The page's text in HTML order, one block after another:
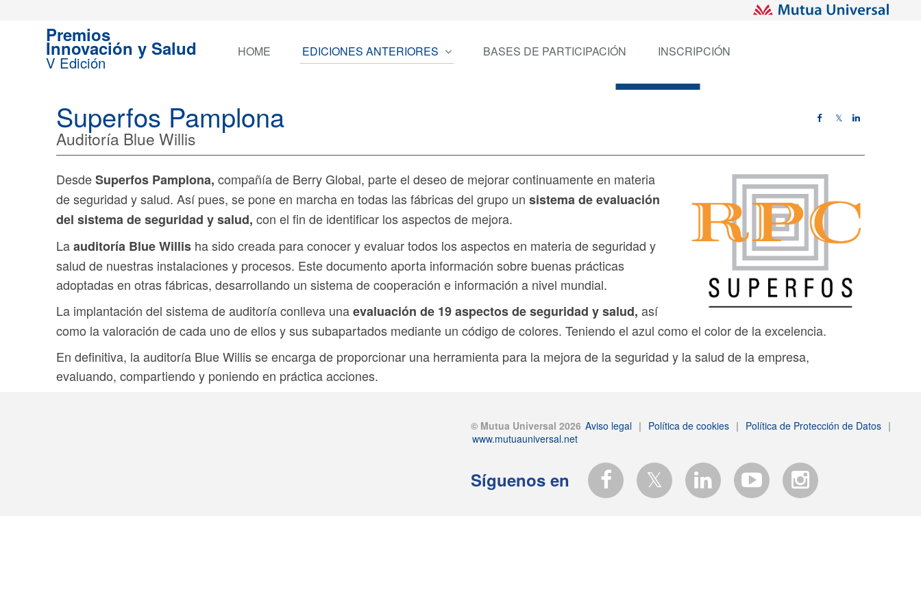
Premios
Innovación y Salud
V Edición
HOME EDICIONES ANTERIORES BASES DE PARTICIPACIÓN INSCRIPCIÓN
𝕏
Superfos Pamplona
Auditoría Blue Willis
DesdeSuperfos Pamplona, compañía de Berry Global, parte el deseo de mejorar continuamente en materia
de seguridad y salud. Así pues, se pone en marcha en todas las fábricas del grupo unsistema de evaluación
del sistema de seguridad y salud, con el fin de identificar los aspectos de mejora.
Laauditoría Blue Willis ha sido creada para conocer y evaluar todos los aspectos en materia de seguridad y
salud de nuestras instalaciones y procesos. Este documento aporta información sobre buenas prácticas
adoptadas en otras fábricas, desarrollando un sistema de cooperación e información a nivel mundial.
La implantación del sistema de auditoría conlleva unaevaluación de 19 aspectos de seguridad y salud, así
como la valoración de cada uno de ellos y sus subapartados mediante un código de colores. Teniendo el azul como el color de la excelencia.
En definitiva, la auditoría Blue Willis se encarga de proporcionar una herramienta para la mejora de la seguridad y la salud de la empresa,
evaluando, compartiendo y poniendo en práctica acciones.
© Mutua Universal 2026 Aviso legal | Política de cookies | Política de Protección de Datos |
www.mutuauniversal.net
Síguenos en 𝕏